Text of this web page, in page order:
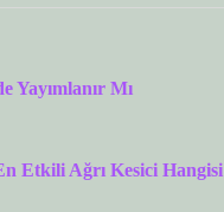
Yayımlanır Mı
Etkili Ağrı Kesici Hangisi